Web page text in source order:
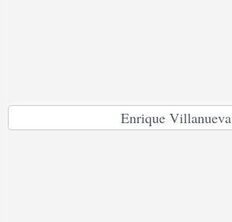
Enrique Villanueva